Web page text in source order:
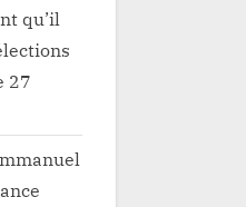
qu’il
27